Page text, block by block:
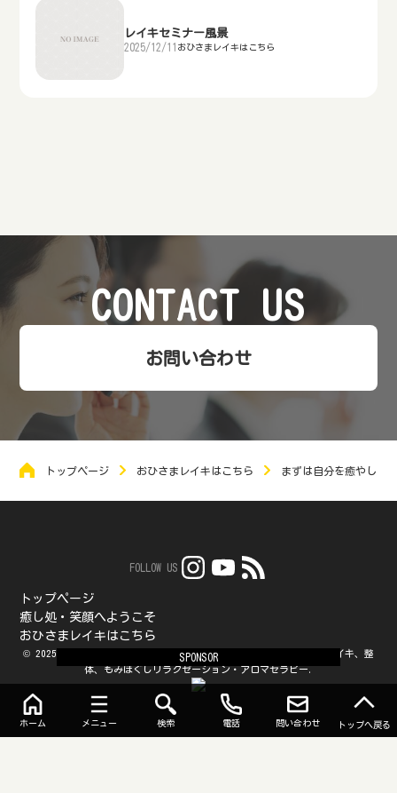
レイキセミナー風景
2025/12/11 おひさまレイキはこちら
CONTACT US
お問い合わせ
トップページ おひさまレイキはこちら まずは自分を癒やして
FOLLOW US
トップページ
癒し処・笑顔へようこそ
おひさまレイキはこちら
© 2025 癒しの森（枚方市御殿山の癒し処・笑顔とおひさまレイキ）レイキ、整
体、もみほぐしリラクゼーション・アロマセラピー.
ホーム メニュー 検索 電話 問い合わせ トップへ戻る
SPONSOR